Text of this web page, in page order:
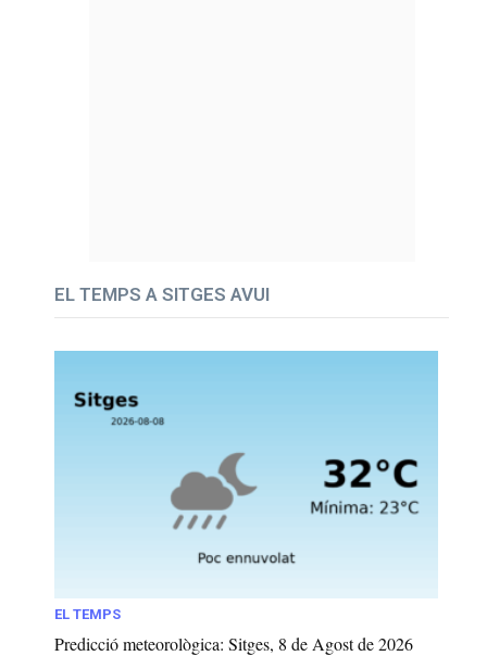
EL TEMPS A SITGES AVUI
EL TEMPS
Predicció meteorològica: Sitges, 8 de Agost de 2026